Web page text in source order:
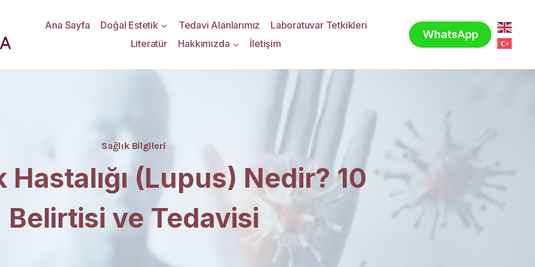
Ana Sayfa Doğal Estetik Tedavi Alanlarımız
Laboratuvar Tetkikleri
Literatür
Hakkımızda İletişim
WhatsApp
Sağlık Bilgileri
Hastalığı (Lupus) Nedir? 10
Belirtisi ve Tedavisi